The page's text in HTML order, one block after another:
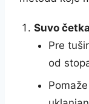
Suvo
Pre
od